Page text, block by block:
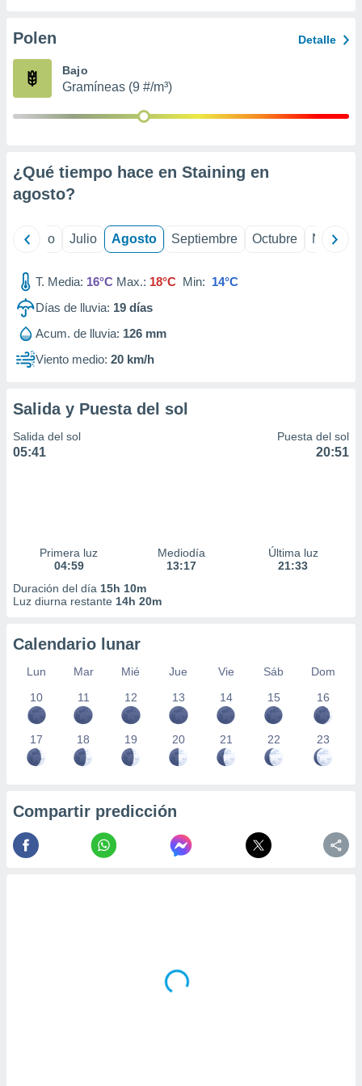
e
mediante
de
1199
Polen Detalle
Bajo
Gramíneas (9 #/m³)
¿Qué tiempo hace en Staining en
agosto?
Junio Julio Agosto Septiembre Octubre
T. Media: 16°C Max.: 18°C Min: 14°C
Días de lluvia: 19 días
Acum. de lluvia: 126 mm
Viento medio: 20 km/h
Salida y Puesta del sol
Salida del sol
05:41
Puesta del sol
20:51
Primera luz
04:59
Mediodía
13:17
Última luz
21:33
Duración del día 15h 10m
Luz diurna restante 14h 20m
Calendario lunar
Lun Mar Mié Jue Vie Sáb
Dom
10
11 12 13 14 15 16
17 18 19 20 21 22 23
Compartir predicción